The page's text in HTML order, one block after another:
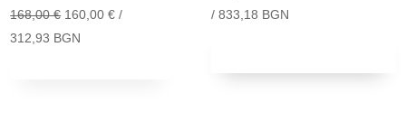
168,00€ Original
price
160,00€ /
312,93 BGN
/ 833,18 BGN